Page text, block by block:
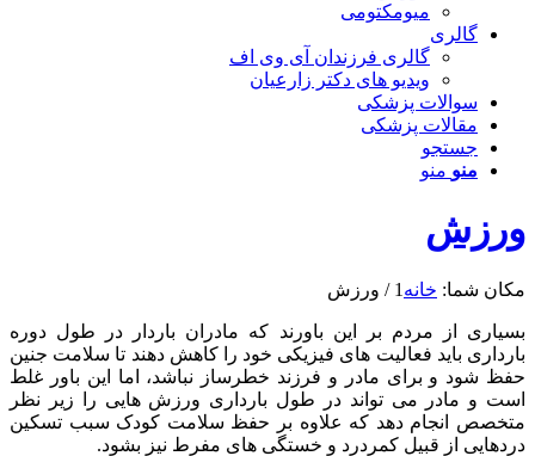
میومکتومی
گالری
گالری فرزندان آی وی اف
ویدیو های دکتر زارعیان
سوالات پزشکی
مقالات پزشکی
جستجو
منو منو
ورزش
مکان شما: خانه 1
/ ورزش
بسیاری از مردم بر این باورند که مادران باردار در طول دوره
بارداری باید فعالیت های فیزیکی خود را کاهش دهند تا سلامت جنین
حفظ شود و برای مادر و فرزند خطرساز نباشد، اما این باور غلط
است و مادر می تواند در طول بارداری ورزش هایی را زیر نظر
متخصص انجام دهد که علاوه بر حفظ سلامت کودک سبب تسکین
دردهایی از قبیل کمردرد و خستگی های مفرط نیز بشود.